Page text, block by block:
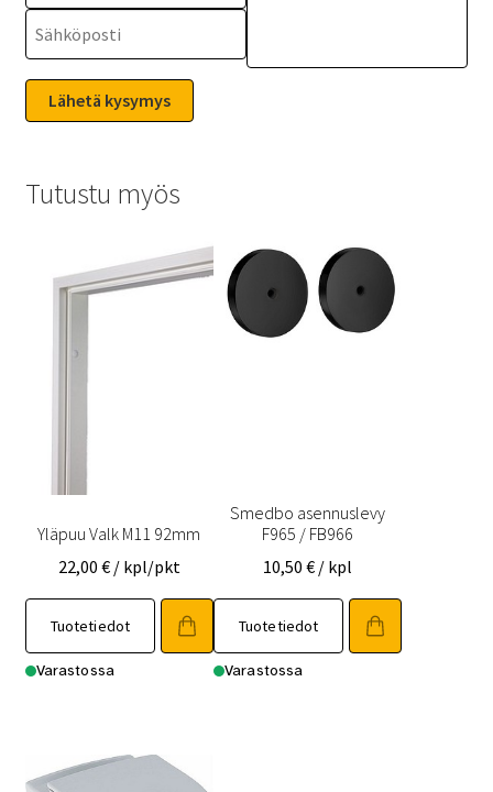
Tutustu myös
Yläpuu Valk M11 92mm
22,00 € / kpl/pkt
Tuotetiedot
Varastossa
Smedbo asennuslevy
F965 / FB966
10,50€ / kpl
Tuotetiedot
Varastossa